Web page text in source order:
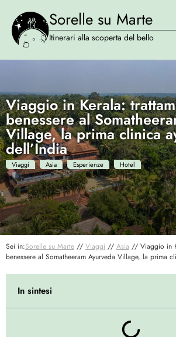
Sorelle su Marte
Itinerari alla scoperta del bello
Viaggio in Kerala:
benessere al
Village, la prima clinica
dell’India
Viaggi Asia Esperienze Hotel
Sei in:Sorelle su Marte // Viaggi // Asia // Viaggio in
benessere al Somatheeram Ayurveda Village, la prima
In sintesi